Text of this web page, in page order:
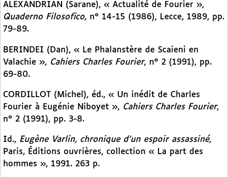
ALEXANDRIAN (Sarane), « Actualité de Fourier »,
Quaderno Filosofico, n° 14-15 (1986), Lecce, 1989, pp.
79-89.
BERINDEI (Dan), « Le Phalanstère de Scaieni en
Valachie », Cahiers Charles Fourier, n° 2 (1991), pp.
69-80.
CORDILLOT (Michel), éd., « Un inédit de Charles
Fourier à Eugénie Niboyet », Cahiers Charles Fourier,
n° 2 (1991), pp. 3-8.
Id., Eugène Varlin, chronique d’un espoir assassiné,
Paris, Éditions ouvrières, collection « La part des
hommes », 1991. 263 p.